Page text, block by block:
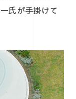
氏が手掛けて